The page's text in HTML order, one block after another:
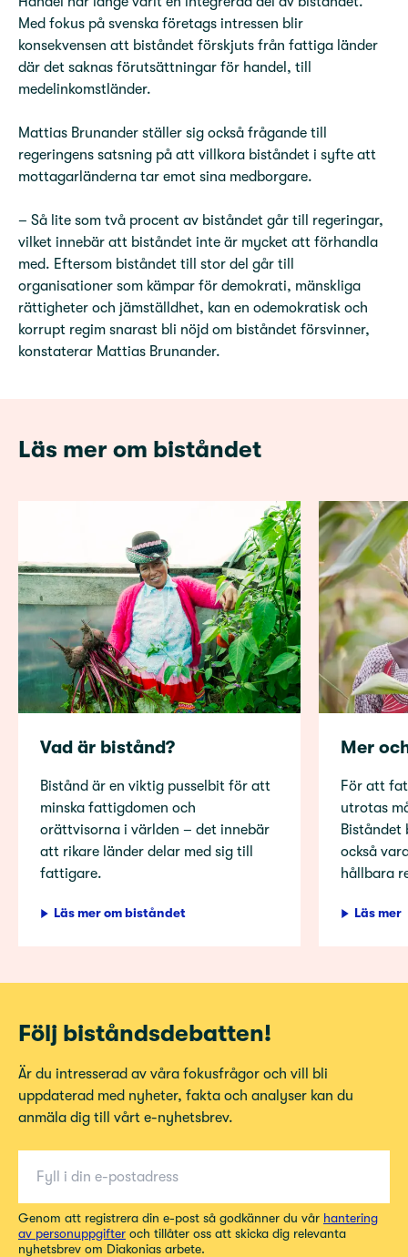
Med fokus på svenska företags intressen blir
konsekvensen att biståndet förskjuts från fattiga länder
där det saknas förutsättningar för handel, till
medelinkomstländer.
Mattias Brunander ställer sig också frågande till
regeringens satsning på att villkora biståndet i syfte att
mottagarländerna tar emot sina medborgare.
– Så lite som två procent av biståndet går till regeringar,
vilket innebär att biståndet inte är mycket att förhandla
med. Eftersom biståndet till stor del går till
organisationer som kämpar för demokrati, mänskliga
rättigheter och jämställdhet, kan en odemokratisk och
korrupt regim snarast bli nöjd om biståndet försvinner,
konstaterar Mattias Brunander.
Läs mer om biståndet
Vad är bistånd?
Bistånd är en viktig pusselbit för att
minska fattigdomen och
orättvisorna i världen – det innebär
att rikare länder delar med sig till
fattigare.
Läs mer om biståndet
Mer
För att
utrotas
Biståndet
också
hållbara
Läs mer
Följ biståndsdebatten!
Är du intresserad av våra fokusfrågor och vill bli
uppdaterad med nyheter, fakta och analyser kan du
anmäla dig till vårt e-nyhetsbrev.
E-post
Genom att registrera din e-post så godkänner du vår hantering
av personuppgifter och tillåter oss att skicka dig relevanta
nyhetsbrev om Diakonias arbete.